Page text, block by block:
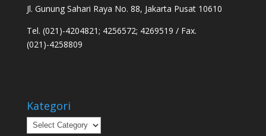
Jl. Gunung Sahari Raya No. 88, Jakarta Pusat 10610
Tel. (021)-4204821; 4256572; 4269519 / Fax.
(021)-4258809
Kategori
Kategori